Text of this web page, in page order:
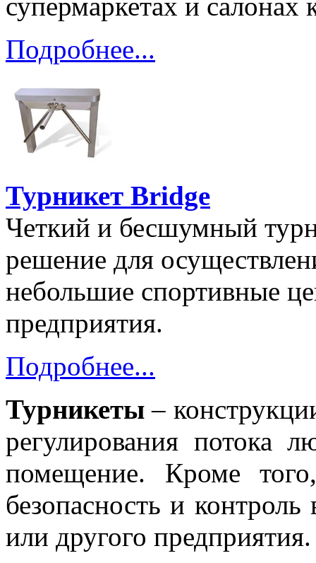
Подробнее...
Турникет Bridge
Четкий и бесшумный
решение для
небольшие спортивные
предприятия.
Подробнее...
Турникеты –
регулирования потока
помещение. Кроме
безопасность и
или другого предприятия.